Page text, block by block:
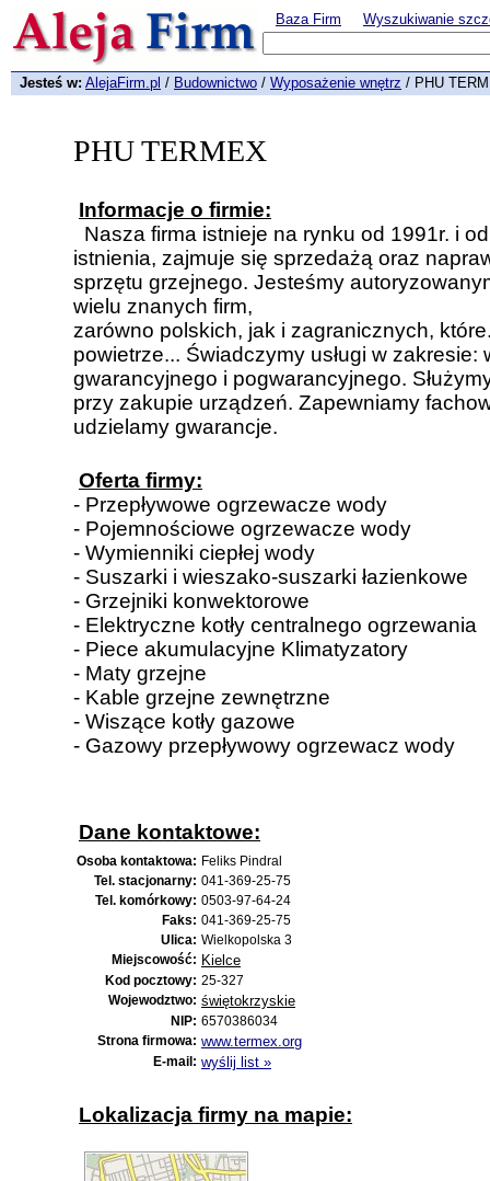
Baza Firm Wyszukiwanie
Jesteś w: AlejaFirm.pl / Budownictwo / Wyposażenie wnętrz / PHU
PHU TERMEX
Informacje o firmie:
Nasza firma istnieje na rynku od 1991r. i
istnienia, zajmuje się sprzedażą oraz
sprzętu grzejnego. Jesteśmy
wielu znanych firm,
zarówno polskich, jak i zagranicznych,
powietrze... Świadczymy usługi w
gwarancyjnego i pogwarancyjnego.
przy zakupie urządzeń. Zapewniamy
udzielamy gwarancje.
Oferta firmy:
- Przepływowe ogrzewacze wody
- Pojemnościowe ogrzewacze wody
- Wymienniki ciepłej wody
- Suszarki i wieszako-suszarki łazienkowe
- Grzejniki konwektorowe
- Elektryczne kotły centralnego ogrzewania
- Piece akumulacyjne Klimatyzatory
- Maty grzejne
- Kable grzejne zewnętrzne
- Wiszące kotły gazowe
- Gazowy przepływowy ogrzewacz wody
Dane kontaktowe:
Osoba kontaktowa: Feliks Pindral
Tel. stacjonarny: 041-369-25-75
Tel. komórkowy: 0503-97-64-24
Faks: 041-369-25-75
Ulica: Wielkopolska 3
Miejscowość: Kielce
Kod pocztowy: 25-327
Wojewodztwo: świętokrzyskie
NIP: 6570386034
Strona firmowa: www.termex.org
E-mail: wyślij list »
Lokalizacja firmy na mapie: